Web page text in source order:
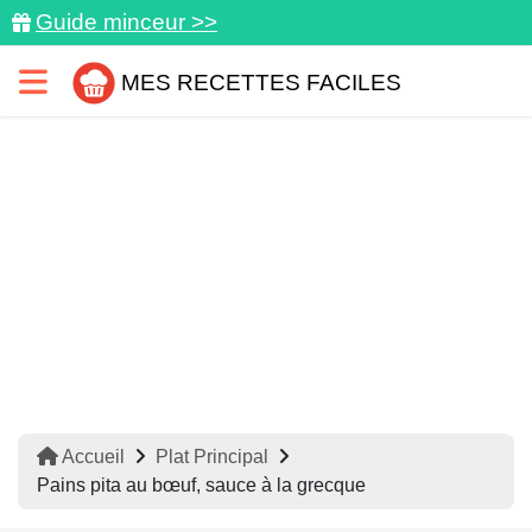
Guide minceur >>
MES RECETTES FACILES
Accueil
Plat Principal
Pains pita au bœuf, sauce à la grecque